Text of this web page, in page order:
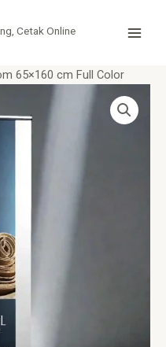
Cetak Online
65×160 cm Full Color
saat
adalah: